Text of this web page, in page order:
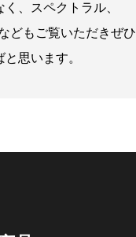
、スペクトラル、
どもご覧いただきぜひ
思います。